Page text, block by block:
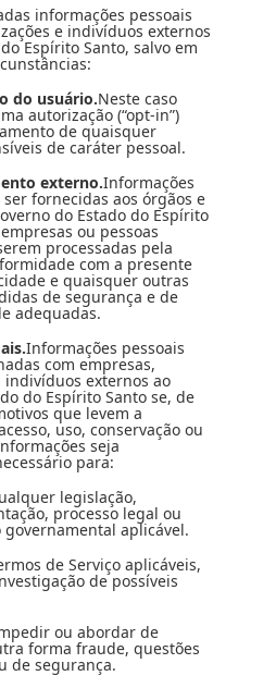
informações pessoais
e indivíduos externos
Espírito Santo, salvo em
do usuário.Neste caso
autorização (“opt-in”)
de quaisquer
de caráter pessoal.
externo.Informações
fornecidas aos órgãos e
do Estado do Espírito
ou pessoas
processadas pela
com a presente
e quaisquer outras
de segurança e de
adequadas.
Informações pessoais
com empresas,
indivíduos externos ao
do Espírito Santo se, de
que levem a
uso, conservação ou
seja
para:
legislação,
processo legal ou
governamental aplicável.
de Serviço aplicáveis,
de possíveis
ou abordar de
forma fraude, questões
de segurança.